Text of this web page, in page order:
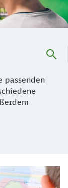
passenden